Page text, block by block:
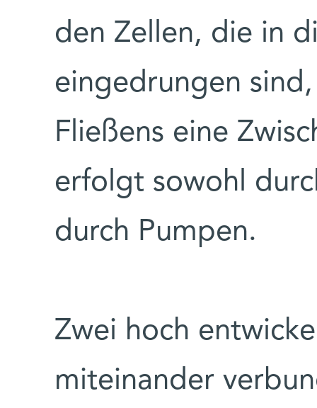
den Zellen, die in
eingedrungen
Fließens eine
erfolgt sowohl
durch Pumpen.
Zwei hoch
miteinander